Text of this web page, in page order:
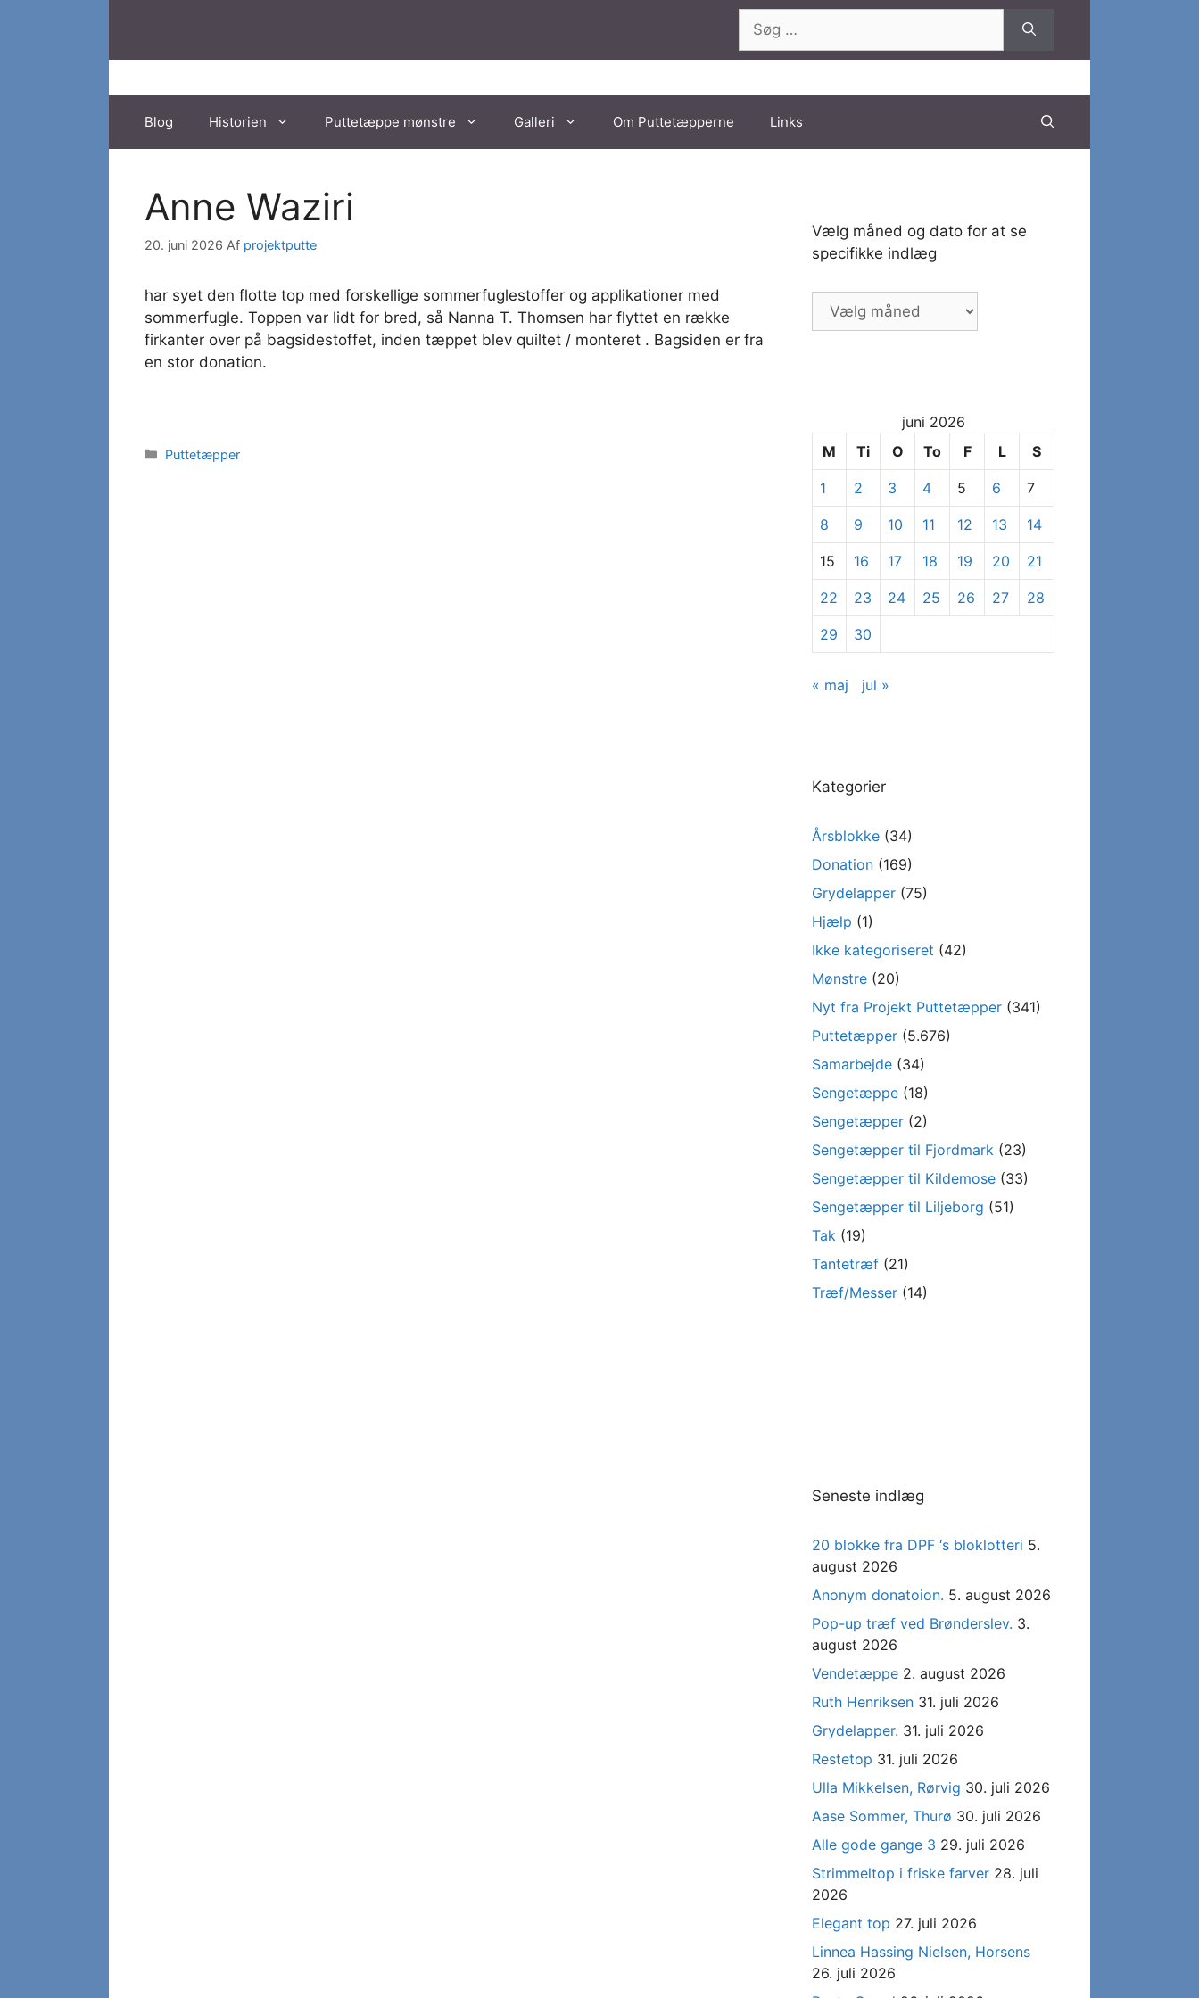
efter:
Blog Historien Puttetæppe mønstre Galleri Om Puttetæpperne Links
Anne Waziri
20. juni 2026 Af projektputte
har syet den flotte top med forskellige sommerfuglestoffer og applikationer med
sommerfugle. Toppen var lidt for bred, så Nanna T. Thomsen har flyttet en række
firkanter over på bagsidestoffet, inden tæppet blev quiltet / monteret . Bagsiden er fra
en stor donation.
Kategorier
Puttetæpper
Vælg måned og dato for at se
specifikke indlæg
Vælg
måned
se
specifikke
indlæg
juni 2026
M
Ti O To F L S
1 2 3 4 5 6 7
8 9 10 11 12 13 14
15 16 17 18 19 20 21
22 23 24 25 26 27 28
29 30
« maj jul »
Kategorier
Årsblokke (34)
Donation (169)
Grydelapper (75)
Hjælp (1)
Ikke kategoriseret (42)
Mønstre (20)
Nyt fra Projekt Puttetæpper (341)
Puttetæpper (5.676)
Samarbejde (34)
Sengetæppe (18)
Sengetæpper (2)
Sengetæpper til Fjordmark (23)
Sengetæpper til Kildemose (33)
Sengetæpper til Liljeborg (51)
Tak (19)
Tantetræf (21)
Træf/Messer (14)
Seneste indlæg
20 blokke fra DPF ‘s bloklotteri 5.
august 2026
Anonym donatoion. 5. august 2026
Pop-up træf ved Brønderslev. 3.
august 2026
Vendetæppe 2. august 2026
Ruth Henriksen 31. juli 2026
Grydelapper. 31. juli 2026
Restetop 31. juli 2026
Ulla Mikkelsen, Rørvig 30. juli 2026
Aase Sommer, Thurø 30. juli 2026
Alle gode gange 3 29. juli 2026
Strimmeltop i friske farver 28. juli
2026
Elegant top 27. juli 2026
Linnea Hassing Nielsen, Horsens
26. juli 2026